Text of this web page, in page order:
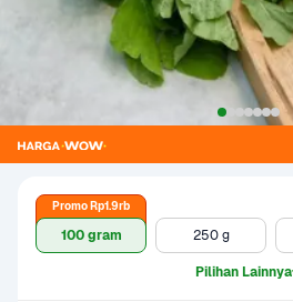
100 gram
Promo Rp1.9rb
250 g
Pilihan Lainnya